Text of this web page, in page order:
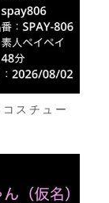
スチュー